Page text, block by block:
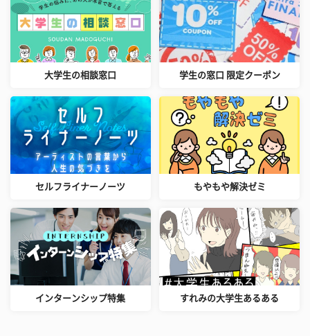
大学生の相談窓口 学生の窓口 限定クーポン
セルフライナーノーツ もやもや解決ゼミ
インターンシップ特集 すれみの大学生あるある